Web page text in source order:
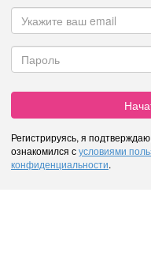
Регистрируясь, я
ознакомился сусловиями
конфиденциальности.